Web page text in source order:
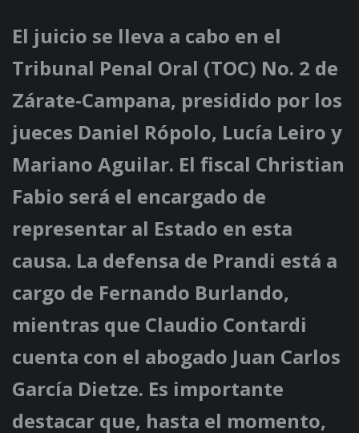
El juicio se lleva a cabo en el
Tribunal Penal Oral (TOC) No. 2 de
Zárate-Campana, presidido por los
jueces Daniel Rópolo, Lucía Leiro y
Mariano Aguilar. El fiscal Christian
Fabio será el encargado de
representar al Estado en esta
causa. La defensa de Prandi está a
cargo de Fernando Burlando,
mientras que Claudio Contardi
cuenta con el abogado Juan Carlos
García Dietze. Es importante
destacar que, hasta el momento,